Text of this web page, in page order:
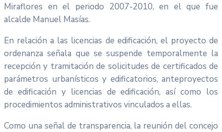
Miraflores en el periodo 2007-2010, en el que fue
alcalde Manuel Masías.
En relación a las licencias de edificación, el proyecto de
ordenanza señala que se suspende temporalmente la
recepción y tramitación de solicitudes de certificados de
parámetros urbanísticos y edificatorios, anteproyectos
de edificación y licencias de edificación, así como los
procedimientos administrativos vinculados a ellas.
Como una señal de transparencia, la reunión del concejo